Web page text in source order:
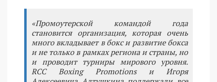
«Промоутерской командой года
становится организация, которая очень
много вкладывает в бокс и развитие бокса
и не только в рамках региона и страны, но
и проводит турниры мирового уровня.
RCC Boxing Promotions и Игоря